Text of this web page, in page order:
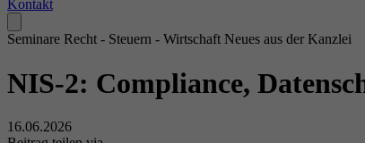
Kontakt
Seminare Recht - Steuern - Wirtschaft Neues aus der Kanzlei
NIS-2: Compliance,
16.06.2026